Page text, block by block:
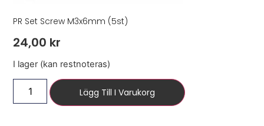
PR Set Screw M3x6mm (5st)
24,00 kr
I lager (kan restnoteras)
Lägg Till I Varukorg